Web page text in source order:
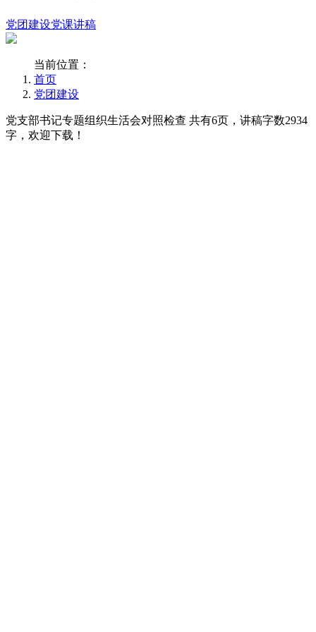
党团建设党课讲稿
当前位置：
首页
党团建设
党支部书记专题组织生活会对照检查 共有6页，讲稿字数2934
字，欢迎下载！